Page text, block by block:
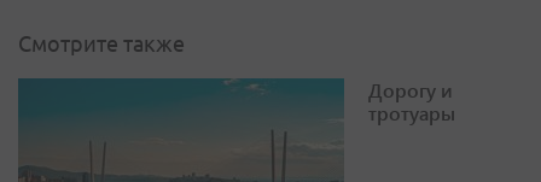
Смотрите также
Дорогу и
тротуары